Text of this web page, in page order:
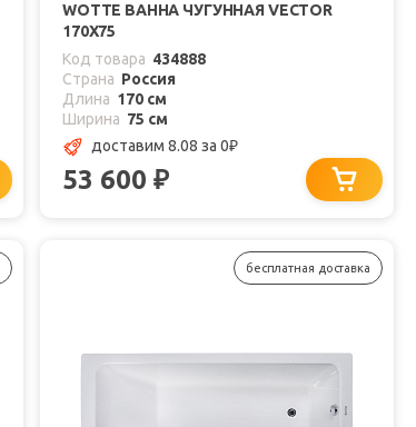
WOTTE ВАННА ЧУГУННАЯ VECTOR
170Х75
Код товара 434888
Страна Россия
Длина 170 см
Ширина 75 см
доставим 8.08 за 0₽
53 600 ₽
бесплатная доставка